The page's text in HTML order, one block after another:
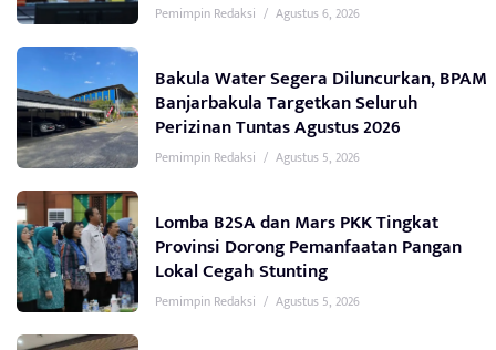
Pemimpin Redaksi / Agustus 6, 2026
Bakula Water Segera Diluncurkan, BPAM
Banjarbakula Targetkan Seluruh
Perizinan Tuntas Agustus 2026
Pemimpin Redaksi / Agustus 5, 2026
Lomba B2SA dan Mars PKK Tingkat
Provinsi Dorong Pemanfaatan Pangan
Lokal Cegah Stunting
Pemimpin Redaksi / Agustus 5, 2026